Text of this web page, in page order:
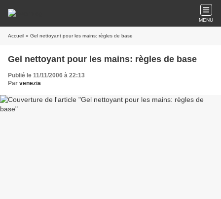
MENU
Accueil » Gel nettoyant pour les mains: règles de base
Gel nettoyant pour les mains: règles de base
Publié le 11/11/2006 à 22:13
Par venezia